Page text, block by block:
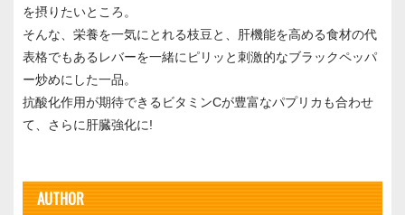
を摂りたいところ。
そんな、栄養を一気にとれる枝豆と、肝機能を高める食材の代
表格でもあるレバーを一緒にピリッと刺激的なブラックペッパ
ー炒めにした一品。
抗酸化作用が期待できるビタミンCが豊富なパプリカも合わせ
て、さらに肝臓強化に!
AUTHOR